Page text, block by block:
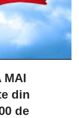
MAI
din
de